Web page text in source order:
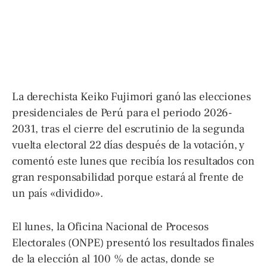
La derechista Keiko Fujimori ganó las elecciones
presidenciales de Perú para el periodo 2026-
2031, tras el cierre del escrutinio de la segunda
vuelta electoral 22 días después de la votación, y
comentó este lunes que recibía los resultados con
gran responsabilidad porque estará al frente de
un país «dividido».
El lunes, la Oficina Nacional de Procesos
Electorales (ONPE) presentó los resultados finales
de la elección al 100 % de actas, donde se